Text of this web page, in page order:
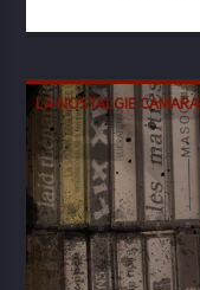
LA NOSTALGIE